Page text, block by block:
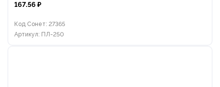
167.56 ₽
Код Сонет: 27365
Артикул: ПЛ-250